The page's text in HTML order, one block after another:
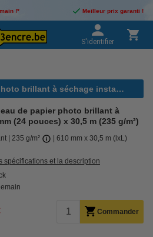
!* Meilleur prix garanti !
S'identifier
HP Everyday papier photo brillant à séchage instantané
de papier photo brillant à
(24 pouces) x 30,5 m (235 g/m²)
235 g/m² 610 mm x 30,5 m (lxL)
spécifications et la description
Commander